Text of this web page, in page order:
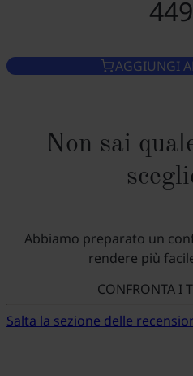
AGGIUNGI
Non sai
Abbiamo preparato un
rendere più
CONFRONTA I
Salta la sezione delle